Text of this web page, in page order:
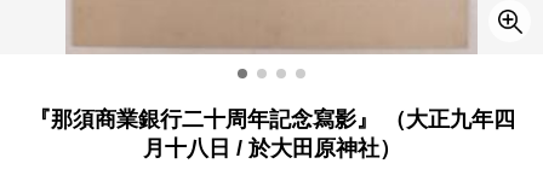
『那須商業銀行二十周年記念寫影』 （大正九年四
月十八日 / 於大田原神社）